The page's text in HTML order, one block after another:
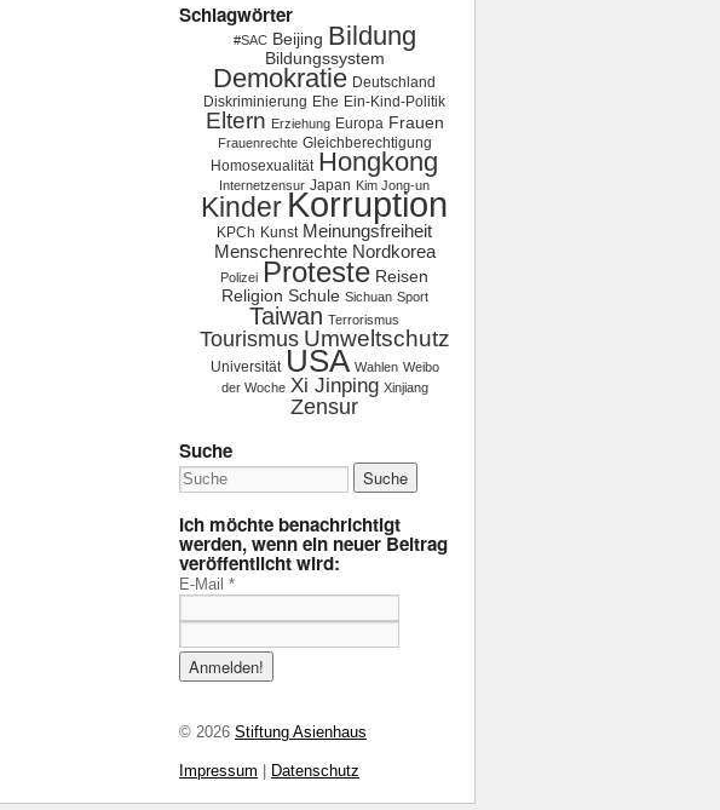
Schlagwörter
#SAC Beijing Bildung
Bildungssystem
Demokratie Deutschland
Diskriminierung Ehe Ein-Kind-Politik
Eltern Erziehung Europa Frauen
Frauenrechte Gleichberechtigung
Homosexualität Hongkong
Internetzensur Japan Kim Jong-un
KinderKorruption
KPCh Kunst Meinungsfreiheit
Menschenrechte Nordkorea
Polizei Proteste Reisen
Religion Schule Sichuan Sport
Taiwan Terrorismus
Tourismus Umweltschutz
Universität USA Wahlen Weibo
der Woche Xi Jinping Xinjiang
Zensur
Suche
Ich möchte benachrichtigt
werden, wenn ein neuer Beitrag
veröffentlicht wird:
E-Mail *
© 2026 Stiftung Asienhaus
Impressum Datenschutz